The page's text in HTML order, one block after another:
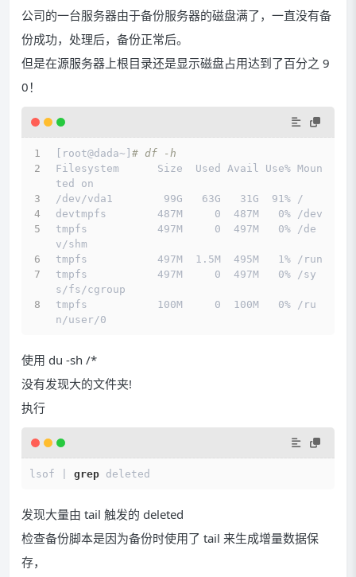
公司的一台服务器由于备份服务器的磁盘满了，一直没有备
份成功，处理后，备份正常后。
但是在源服务器上根目录还是显示磁盘占用达到了百分之 9
0！
[root@dada~] # df -h
Filesystem      Size  Used Avail Use% Moun
ted on
/dev/vda1        99G   63G   31G  91% /
devtmpfs        487M     0  487M   0% /dev
tmpfs           497M     0  497M   0% /de
v/shm
tmpfs           497M  1.5M  495M   1% /run
tmpfs           497M     0  497M   0% /sy
s/fs/cgroup
tmpfs           100M     0  100M   0% /ru
n/user/0
使用 du -sh /*
没有发现大的文件夹!
执行
lsof | grep
发现大量由 tail 触发的 deleted
检查备份脚本是因为备份时使用了 tail 来生成增量数据保
存，